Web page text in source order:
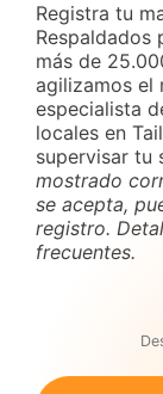
Registra tu
Respaldados
más de
agilizamos el
especialista
locales en
supervisar tu
mostrado
se acepta,
registro.
frecuentes.